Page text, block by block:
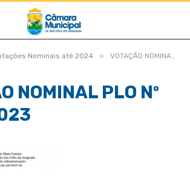
Nominais até 2024 » VOTAÇÃO NOMINAL PLO Nº 0007-2023
NOMINAL PLO Nº